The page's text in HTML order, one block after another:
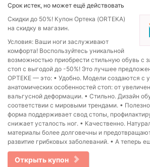
Срок истек, но может ещё действовать
Скидки до 50%! Купон Ортека (ORTEKA)
на скидку в магазин.
Условия: Ваши ноги заслуживают
комфорта! Воспользуйтесь уникальной
возможностью приобрести стильную обувь с
стоп с выгодой до -50%! Это лучшее
ОРТЕКЕ — это: • Удобно. Модели создаются с
анатомических особенностей стоп: от
вальгусной деформации. • Стильно. Дизайн
соответствии с мировыми трендами. •
форма поддерживает свод стопы,
снижает усталость ног. • Качественно.
материалы более долговечны и
развитие грибковых заболеваний. • А теперь
Открыть купон